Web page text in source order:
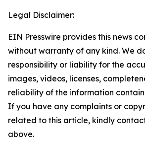
Legal Disclaimer:
EIN Presswire provides this news
without warranty of any kind. We
responsibility or liability for the
images, videos, licenses,
reliability of the information
If you have any complaints or
related to this article, kindly
above.